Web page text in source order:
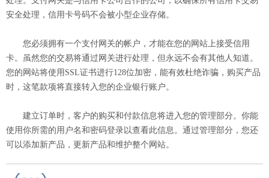
安全处理，信用卡号码不会被小型企业存储。
您必须拥有一个支付网关的帐户，才能在您的网站上接受信用
卡。虽然您的交易将通过网关进行处理，但永远不会有其他人知道。
您的网站将使用SSL证书进行128位加密，能有效杜绝诈骗，购买产品
时，这笔款项将直接转入您的企业银行账户。
建立订单时，客户的购买和付款信息将进入您的管理部分。你能
使用你所需的用户名和密码登录以查看此信息。通过管理部分，您还
可以添加新产品，更新产品和维护整个网站。